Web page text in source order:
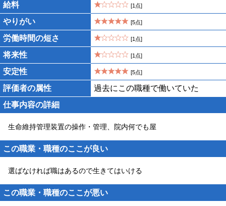
給料
[1点]
やりがい [5点]
労働時間の短さ [1点]
将来性 [1点]
安定性 [5点]
評価者の属性
過去にこの職種で働いていた
仕事内容の詳細
生命維持管理装置の操作・管理、院内何でも屋
この職業・職種のここが良い
選ばなければ職はあるので生きてはいける
この職業・職種のここが悪い